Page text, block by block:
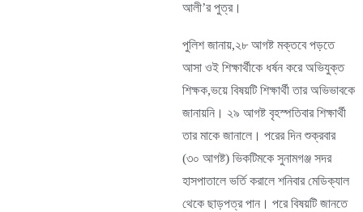
আলী’র পুত্র।
পুলিশ জানায়,২৮ আগষ্ট মক্তবে পড়তে
আসা ওই শিক্ষার্থীকে ধর্ষন করে অভিযুক্ত
শিক্ষক,ভয়ে বিষয়টি শিক্ষার্থী তার অভিভাবকে
জানায়নি। ২৯ আগষ্ট বৃহস্পতিবার শিক্ষার্থী
তার মাকে জানালে। পরের দিন শুক্রবার
(৩০ আগষ্ট) ভিকটিমকে সুনামগঞ্জ সদর
হাসপাতালে ভর্তি করালে শনিবার মেডিক্যাল
থেকে ছাড়পত্র পান। পরে বিষয়টি জানতে